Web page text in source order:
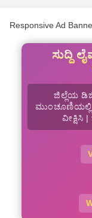
Responsive Ad
ಸುದ್ದಿ
ಜಿಲ್ಲೆಯ
ಮುಂಚೂಣಿಯಲ್ಲಿ |
ವೀಕ್ಷಿಸಿ